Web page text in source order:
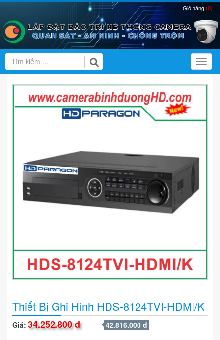
Giỏ hàng(0)
Thiết Bị Ghi Hình HDS-8124TVI-HDMI/K
Giá: 34.252.800 đ 42.816.000 đ